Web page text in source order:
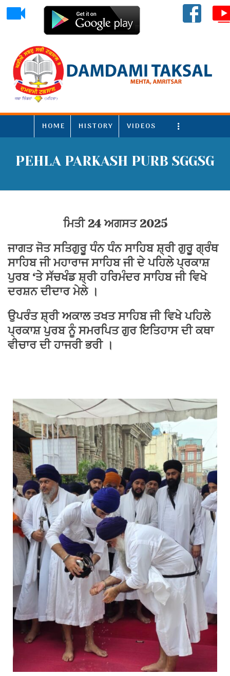
HOME HISTORY VIDEOS More
PEHLA PARKASH PURB SGGSG
ਮਿਤੀ 24 ਅਗਸਤ 2025
ਜਾਗਤ ਜੋਤ ਸਤਿਗੁਰੂ ਧੰਨ ਧੰਨ ਸਾਹਿਬ ਸ਼੍ਰੀ ਗੁਰੂ ਗ੍ਰੰਥ
ਸਾਹਿਬ ਜੀ ਮਹਾਰਾਜ ਸਾਹਿਬ ਜੀ ਦੇ ਪਹਿਲੇ ਪ੍ਰਕਾਸ਼
ਪੁਰਬ ‘ਤੇ ਸੱਚਖੰਡ ਸ਼੍ਰੀ ਹਰਿਮੰਦਰ ਸਾਹਿਬ ਜੀ ਵਿਖੇ
ਦਰਸ਼ਨ ਦੀਦਾਰ ਮੇਲੇ ।
ਉਪਰੰਤ ਸ਼੍ਰੀ ਅਕਾਲ ਤਖਤ ਸਾਹਿਬ ਜੀ ਵਿਖੇ ਪਹਿਲੇ
ਪ੍ਰਕਾਸ਼ ਪੁਰਬ ਨੂੰ ਸਮਰਪਿਤ ਗੁਰ ਇਤਿਹਾਸ ਦੀ ਕਥਾ
ਵੀਚਾਰ ਦੀ ਹਾਜਰੀ ਭਰੀ ।